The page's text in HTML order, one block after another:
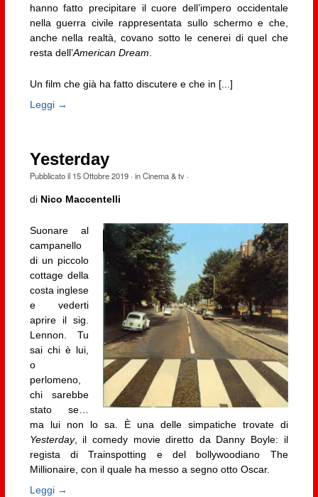
hanno fatto precipitare il cuore dell’impero occidentale
nella guerra civile rappresentata sullo schermo e che,
anche nella realtà, covano sotto le cenerei di quel che
resta dell’American Dream.
Un film che già ha fatto discutere e che in [...]
Leggi →
Yesterday
Pubblicato il 15 Ottobre 2019· inCinema & tv·
diNico Maccentelli
Suonare al
campanello
di un piccolo
cottage della
costa inglese
e vederti
aprire il sig.
Lennon. Tu
sai chi è lui,
o
perlomeno,
chi sarebbe
stato se…
ma lui non lo sa. È una delle simpatiche trovate di
Yesterday, il comedy movie diretto da Danny Boyle: il
regista di Trainspotting e del bollywoodiano The
Millionaire, con il quale ha messo a segno otto Oscar.
Leggi →